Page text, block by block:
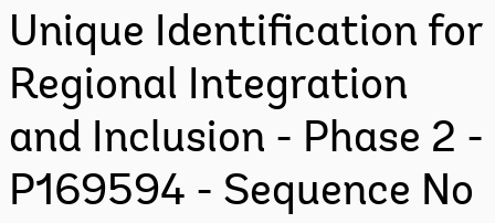
Unique Identification for
Regional Integration
and Inclusion - Phase 2 -
P169594 - Sequence No